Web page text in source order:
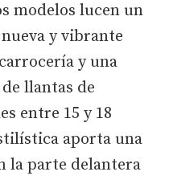
modelos lucen un
y vibrante
y una
llantas de
entre 15 y 18
aporta una
la parte delantera